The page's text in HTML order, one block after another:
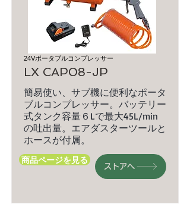
24Vポータブルコンプレッサー
LX CAP08-JP
簡易使い、サブ機に便利なポータ
ブルコンプレッサー。バッテリー
式タンク容量６Lで最大45L/min
の吐出量。エアダスターツールと
ホースが付属。
商品ページを見る
ストアへ